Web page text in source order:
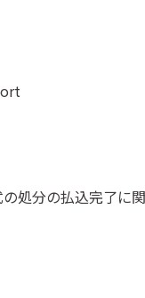
処分の払込完了に